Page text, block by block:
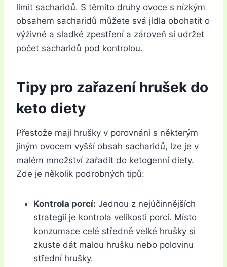
limit sacharidů. S těmito druhy ovoce s nízkým
obsahem sacharidů můžete svá jídla obohatit o
výživné a sladké zpestření a zároveň si udržet
počet sacharidů pod kontrolou.
Tipy pro zařazení hrušek do
keto diety
Přestože mají hrušky v porovnání s některým
jiným ovocem vyšší obsah sacharidů, lze je v
malém množství zařadit do ketogenní diety.
Zde je několik podrobných tipů:
Kontrola porcí: Jednou z nejúčinnějších
strategií je kontrola velikosti porcí. Místo
konzumace celé středně velké hrušky si
zkuste dát malou hrušku nebo polovinu
střední hrušky.